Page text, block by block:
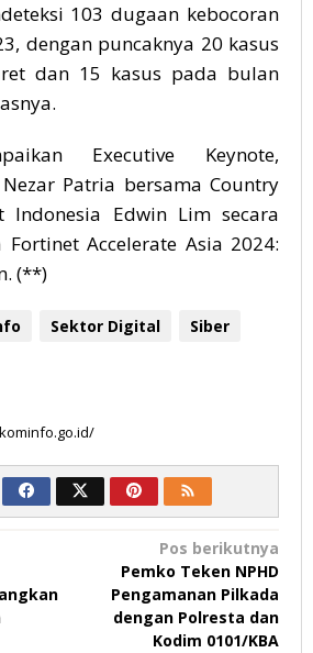
103 dugaan kebocoran
dengan puncaknya 20 kasus
dan 15 kasus pada bulan
Executive Keynote,
Patria bersama Country
Indonesia Edwin Lim secara
Accelerate Asia 2024:
(**)
Sektor Digital
Siber
Pos berikutnya
Pemko Teken NPHD
Pengamanan Pilkada
dengan Polresta dan
Kodim 0101/KBA